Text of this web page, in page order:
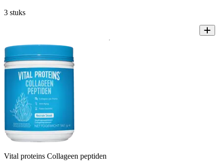
3 stuks
Vital proteins Collageen peptiden